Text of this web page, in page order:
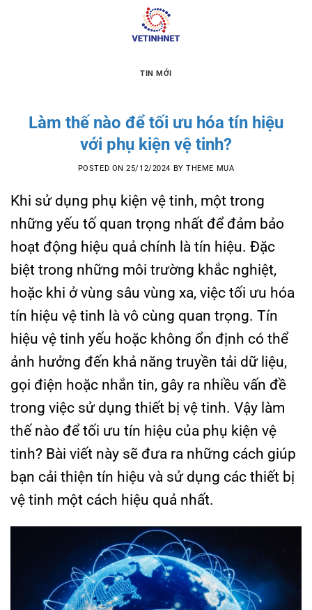
TIN MỚI
Làm thế nào để tối ưu hóa tín hiệu
với phụ kiện vệ tinh?
POSTED ON25/12/2024 BYTHEME MUA
Khi sử dụng phụ kiện vệ tinh, một trong
những yếu tố quan trọng nhất để đảm bảo
hoạt động hiệu quả chính là tín hiệu. Đặc
biệt trong những môi trường khắc nghiệt,
hoặc khi ở vùng sâu vùng xa, việc tối ưu hóa
tín hiệu vệ tinh là vô cùng quan trọng. Tín
hiệu vệ tinh yếu hoặc không ổn định có thể
ảnh hưởng đến khả năng truyền tải dữ liệu,
gọi điện hoặc nhắn tin, gây ra nhiều vấn đề
trong việc sử dụng thiết bị vệ tinh. Vậy làm
thế nào để tối ưu tín hiệu của phụ kiện vệ
tinh? Bài viết này sẽ đưa ra những cách giúp
bạn cải thiện tín hiệu và sử dụng các thiết bị
vệ tinh một cách hiệu quả nhất.